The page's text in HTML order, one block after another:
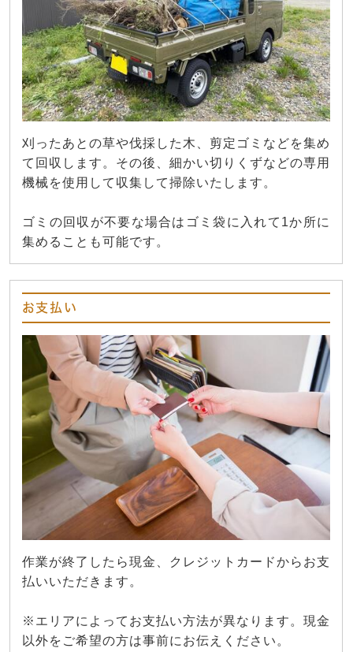
刈ったあとの草や伐採した木、剪定ゴミなどを集め
て回収します。その後、細かい切りくずなどの専用
機械を使用して収集して掃除いたします。
ゴミの回収が不要な場合はゴミ袋に入れて1か所に
集めることも可能です。
お支払い
作業が終了したら現金、クレジットカードからお支
払いいただきます。
※エリアによってお支払い方法が異なります。現金
以外をご希望の方は事前にお伝えください。